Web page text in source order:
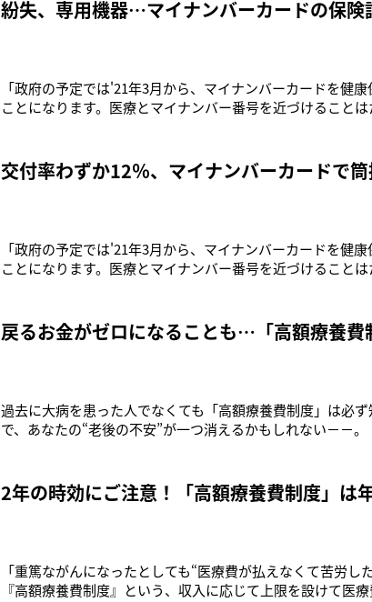
紛失、専用機器…マイナンバーカードの保険
「政府の予定では'21年3月から、マイナンバーカードを健
ことになります。医療とマイナンバー番号を近づけること
をつづけている方だ。そもそも政府がマイナンバーを国民
証明書としても使える顔写真付
交付率わずか12％、マイナンバーカードで
「政府の予定では'21年3月から、マイナンバーカードを健
ことになります。医療とマイナンバー番号を近づけること
をつづけている方だ。そもそも政府がマイナンバーを国民
証明書としても使える顔写真付
戻るお金がゼロになることも…「高額療養費
過去に大病を患った人でなくても「高額療養費制度」は必
で、あなたの“老後の不安”が一つ消えるかもしれない－－
て上限を設けて医療費の負担を抑えてくれる制度がありま
数百万円”なんてことにはならな
2年の時効にご注意！「高額療養費制度」は
「重篤ながんになったとしても“医療費が払えなくて苦労
『高額療養費制度』という、収入に応じて上限を設けて医